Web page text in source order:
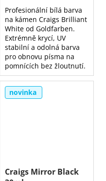
Profesionální bílá barva
na kámen Craigs Brilliant
White od Goldfarben.
Extrémně krycí, UV
stabilní a odolná barva
pro obnovu písma na
pomnících bez žloutnutí.
novinka
Craigs Mirror Black